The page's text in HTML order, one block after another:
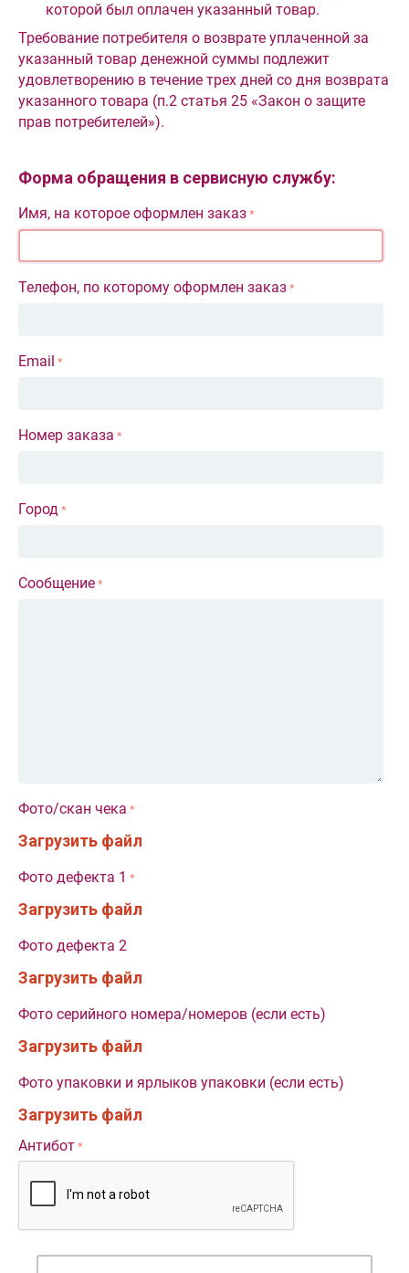
которой был оплачен указанный товар.
Требование потребителя о возврате уплаченной за
указанный товар денежной суммы подлежит
удовлетворению в течение трех дней со дня возврата
указанного товара (п.2 статья 25 «Закон о защите
прав потребителей»).
Форма обращения в сервисную службу:
Имя, на которое оформлен заказ
Телефон, по которому оформлен заказ
Email
Номер заказа
Город
Сообщение
Фото/скан чека
Загрузить файл
Фото дефекта 1
Загрузить файл
Фото дефекта 2
Загрузить файл
Фото серийного номера/номеров (если есть)
Загрузить файл
Фото упаковки и ярлыков упаковки (если есть)
Загрузить файл
Антибот